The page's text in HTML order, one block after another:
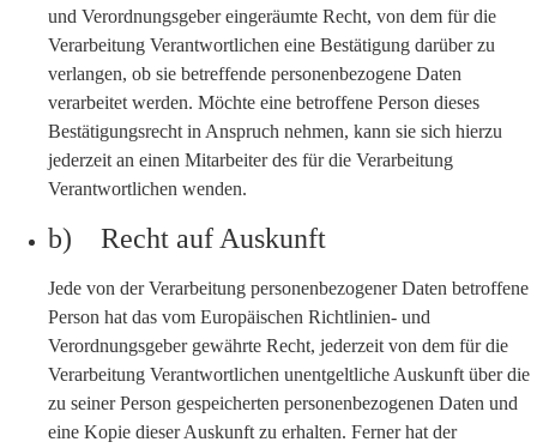
und Verordnungsgeber eingeräumte Recht, von dem für die
Verarbeitung Verantwortlichen eine Bestätigung darüber zu
verlangen, ob sie betreffende personenbezogene Daten
verarbeitet werden. Möchte eine betroffene Person dieses
Bestätigungsrecht in Anspruch nehmen, kann sie sich hierzu
jederzeit an einen Mitarbeiter des für die Verarbeitung
Verantwortlichen wenden.
b) Recht auf Auskunft
Jede von der Verarbeitung personenbezogener Daten betroffene
Person hat das vom Europäischen Richtlinien- und
Verordnungsgeber gewährte Recht, jederzeit von dem für die
Verarbeitung Verantwortlichen unentgeltliche Auskunft über die
zu seiner Person gespeicherten personenbezogenen Daten und
eine Kopie dieser Auskunft zu erhalten. Ferner hat der